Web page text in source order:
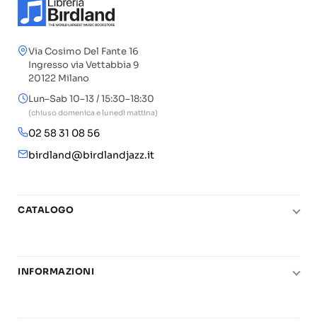
Via Cosimo Del Fante 16
Ingresso via Vettabbia 9
20122 Milano
Lun–Sab 10–13 / 15:30–18:30
(chiuso domenica e lunedì mattina)
02 58 31 08 56
birdland@birdlandjazz.it
CATALOGO
Chitarra
INFORMAZIONI